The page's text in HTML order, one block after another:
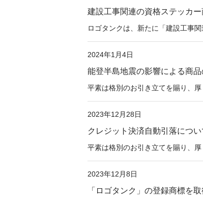
建設工事関連の資格ステッカ
ロゴタンクは、新たに「建設工事
2024年1月4日
能登半島地震の影響による商
平素は格別のお引き立てを賜り、
2023年12月28日
クレジット決済自動引落につい
平素は格別のお引き立てを賜り、
2023年12月8日
「ロゴタンク」の登録商標を